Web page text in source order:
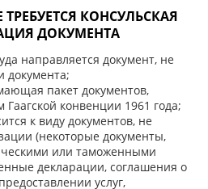
КОНСУЛЬСКАЯ
ДОКУМЕНТА
направляется документ, не
документа;
пакет документов,
Гаагской конвенции 1961 года;
к виду документов, не
(некоторые документы,
или таможенными
декларации, соглашения о
услуг,